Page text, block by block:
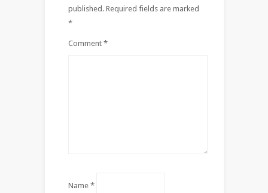
published. Required fields are marked
*
Comment *
Name *